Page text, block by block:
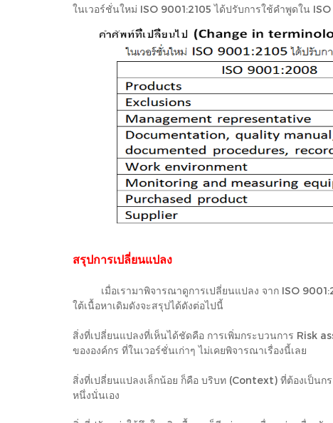
ในเวอร์ชั่นใหม่ ISO 9001:2105 ได้ปรับการใช้คำพูดใน
สรุปการเปลี่ยนแปลง
เมื่อเรามาพิจารณาดูการเปลี่ยนแปลง จาก ISO
ใต้เนื้อหาเดิมดังจะสรุปได้ดังต่อไปนี้
สิ่งที่เปลี่ยนแปลงที่เห็นได้ชัดคือ การเพิ่มกระบวนการ Risk
ขององค์กร ที่ในเวอร์ชั่นเก่าๆ ไม่เคยพิจารณาเรื่องนี้เลย
สิ่งที่เปลี่ยนแปลงเล็กน้อย ก็คือ บริบท (Context) ที่ต้องเป็น
หนึ่งนั่นเอง